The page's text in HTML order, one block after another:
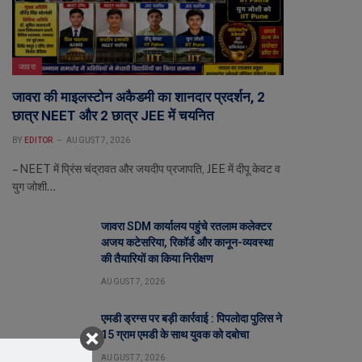
जावरा
जावरा की माइलस्टोन अकैडमी का शानदार प्रदर्शन, 2
छात्र NEET और 2 छात्र JEE में चयनित
BY EDITOR AUGUST 7, 2026
– NEET में प्रिंस चंद्रावत और जयदीप प्रजापति, JEE में दीपू केवट व
युग जोशी…
जावरा SDM कार्यालय पहुंचे रतलाम कलेक्टर
अजय कटेसरिया, रिकॉर्ड और कानून-व्यवस्था
की तैयारियों का किया निरीक्षण
AUGUST 7, 2026
एमडी ड्रग्स पर बड़ी कार्रवाई : पिपलोदा पुलिस ने
15 ग्राम एमडी के साथ युवक को दबोचा
AUGUST 7, 2026